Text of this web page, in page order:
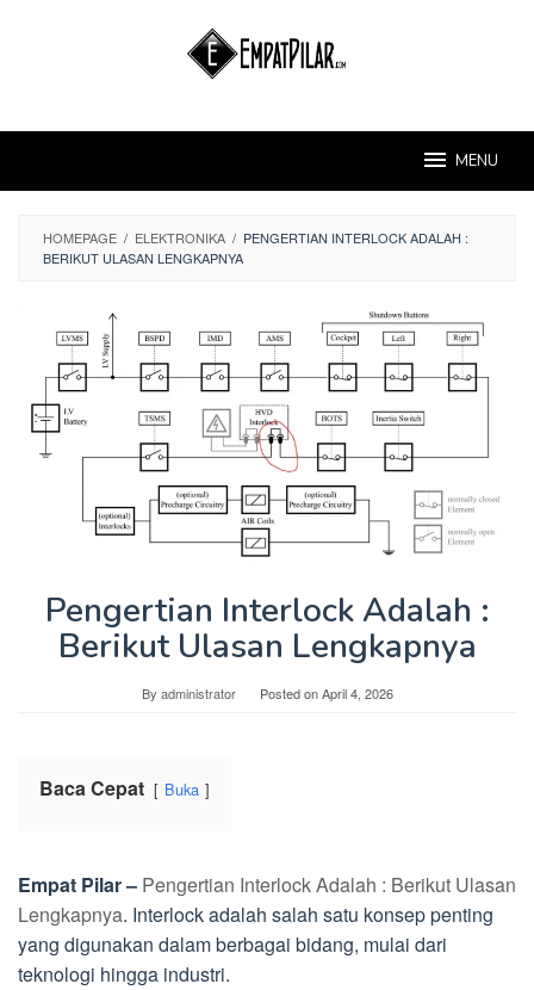
MENU
HOMEPAGE / ELEKTRONIKA / PENGERTIAN INTERLOCK ADALAH :
BERIKUT ULASAN LENGKAPNYA
Pengertian Interlock Adalah :
Berikut Ulasan Lengkapnya
By administrator Posted onApril 4, 2026
Baca Cepat Buka
Empat Pilar – Pengertian Interlock Adalah : Berikut Ulasan
Lengkapnya. Interlock adalah salah satu konsep penting
yang digunakan dalam berbagai bidang, mulai dari
teknologi hingga industri.